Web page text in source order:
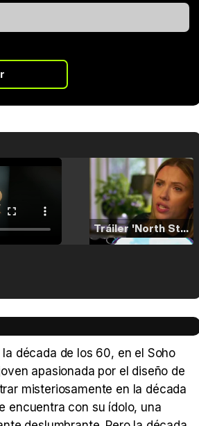
Tráiler 'North Star' (2023)
Tráiler 'Vida perra' (2026)
década de los 60, en el Soho
apasionada por el diseño de
misteriosamente en la década
encuentra con su ídolo, una